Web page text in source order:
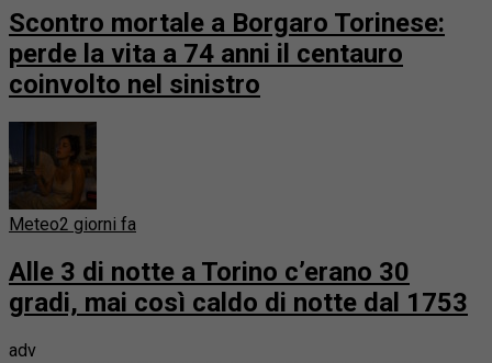
Scontro mortale a Borgaro Torinese:
perde la vita a 74 anni il centauro
coinvolto nel sinistro
Meteo2 giorni fa
Alle 3 di notte a Torino c’erano 30
gradi, mai così caldo di notte dal 1753
adv